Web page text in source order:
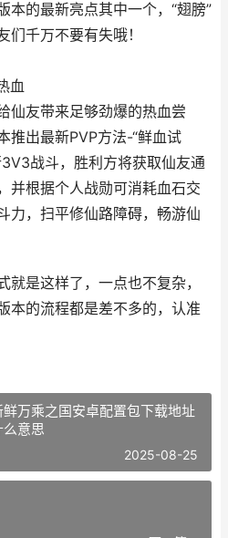
本的最新亮点其中一个，“翅膀”
们千万不要有失哦！
血
仙友带来足够劲爆的热血尝
推出最新PVP方法-“鲜血试
战斗，胜利方将获取仙友通
并根据个人战勋可消耗血石交
力，扫平修仙路障碍，畅游仙
就是这样了，一点也不复杂，
本的流程都是差不多的，认准
万乘之国安卓配置包下载地址
意思
2025-08-25